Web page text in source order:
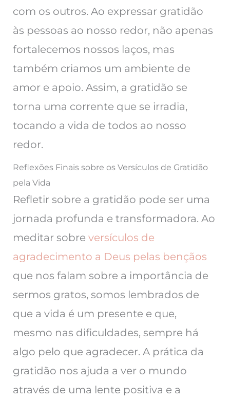
com os outros. Ao expressar gratidão
às pessoas ao nosso redor, não apenas
fortalecemos nossos laços, mas
também criamos um ambiente de
amor e apoio. Assim, a gratidão se
torna uma corrente que se irradia,
tocando a vida de todos ao nosso
redor.
Reflexões Finais sobre os Versículos de Gratidão
pela Vida
Refletir sobre a gratidão pode ser uma
jornada profunda e transformadora. Ao
meditar sobreversículos de
agradecimento a Deus pelas bençãos
que nos falam sobre a importância de
sermos gratos, somos lembrados de
que a vida é um presente e que,
mesmo nas dificuldades, sempre há
algo pelo que agradecer. A prática da
gratidão nos ajuda a ver o mundo
através de uma lente positiva e a